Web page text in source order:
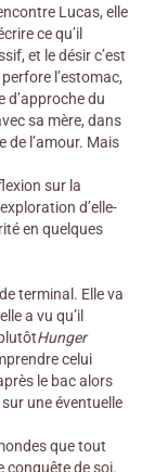
Lucas, elle
ce qu’il
et le désir c’est
l’estomac,
d’approche du
sa mère, dans
de l’amour. Mais
sur la
d’elle-
en quelques
terminal. Elle va
a vu qu’il
Hunger
celui
le bac alors
une éventuelle
que tout
conquête de soi.